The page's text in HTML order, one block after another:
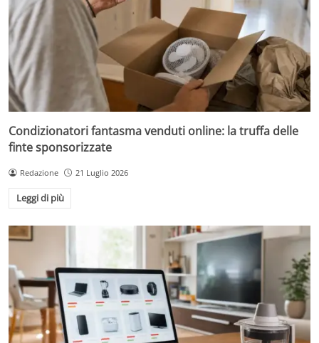
Condizionatori fantasma venduti online: la truffa delle
finte sponsorizzate
Redazione 21 Luglio 2026
Leggi di più